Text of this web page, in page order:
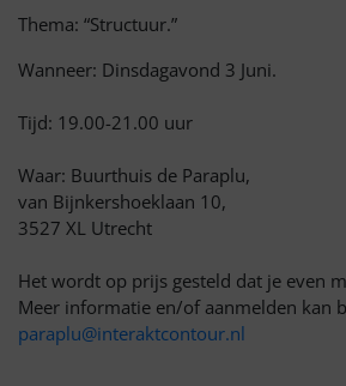
Thema: “Structuur.”
Wanneer: Dinsdagavond 3 Juni.
Tijd: 19.00-21.00 uur
Waar: Buurthuis de Paraplu,
van Bijnkershoeklaan 10,
3527 XL Utrecht
Het wordt op prijs gesteld dat je even
Meer informatie en/of aanmelden kan
paraplu@interaktcontour.nl